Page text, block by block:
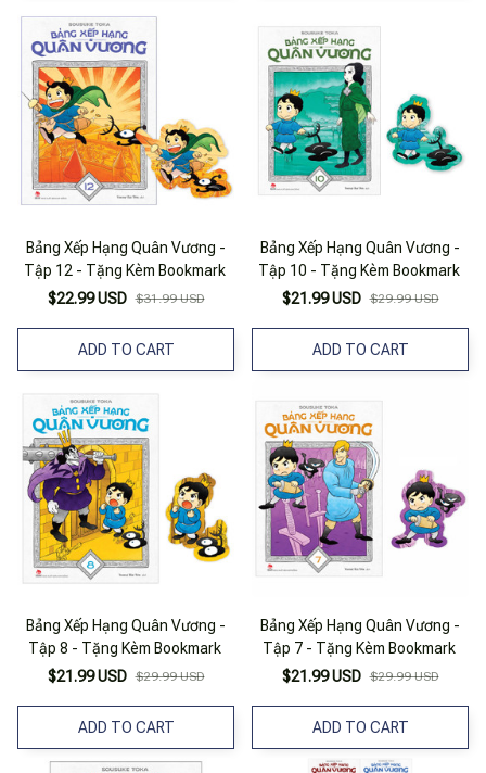
Bảng Xếp Hạng Quân Vương -
Tập 12 - Tặng Kèm Bookmark
$22.99 USD $31.99 USD
ADD TO CART
Bảng Xếp Hạng Quân Vương -
Tập 10 - Tặng Kèm Bookmark
$21.99 USD $29.99 USD
ADD TO CART
Bảng Xếp Hạng Quân Vương -
Tập 8 - Tặng Kèm Bookmark
$21.99 USD $29.99 USD
ADD TO CART
Bảng Xếp Hạng Quân Vương -
Tập 7 - Tặng Kèm Bookmark
$21.99 USD $29.99 USD
ADD TO CART